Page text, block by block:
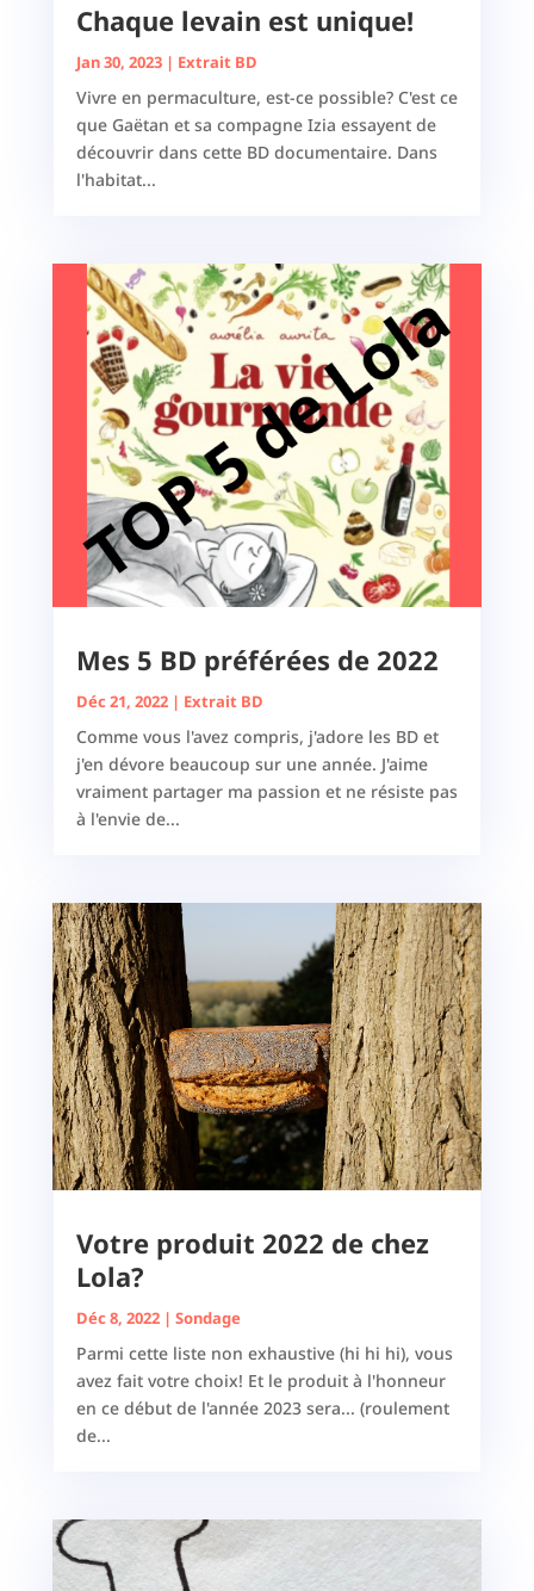
Chaque levain est unique!
Jan 30, 2023| Extrait BD
Vivre en permaculture, est-ce possible? C'est ce
que Gaëtan et sa compagne Izia essayent de
découvrir dans cette BD documentaire. Dans
l'habitat...
Mes 5 BD préférées de 2022
Déc 21, 2022| Extrait BD
Comme vous l'avez compris, j'adore les BD et
j'en dévore beaucoup sur une année. J'aime
vraiment partager ma passion et ne résiste pas
à l'envie de...
Votre produit 2022 de chez
Lola?
Déc 8, 2022| Sondage
Parmi cette liste non exhaustive (hi hi hi), vous
avez fait votre choix! Et le produit à l'honneur
en ce début de l'année 2023 sera... (roulement
de...